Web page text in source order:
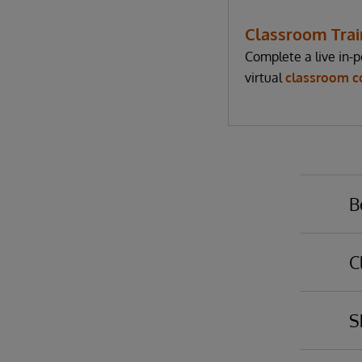
Classroom
Complete a live in-
virtual classroom